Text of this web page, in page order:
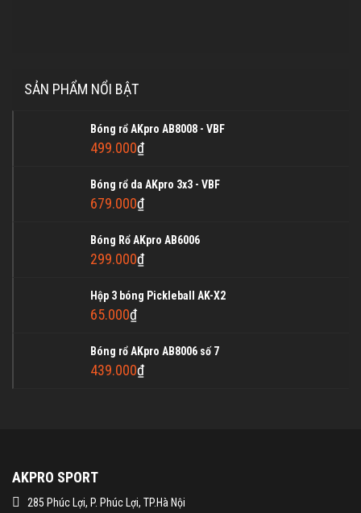
SẢN PHẨM NỔI BẬT
Bóng rổ AKpro AB8008 - VBF
499.000₫
Bóng rổ da AKpro 3x3 - VBF
679.000₫
Bóng Rổ AKpro AB6006
299.000₫
Hộp 3 bóng Pickleball AK-X2
65.000₫
Bóng rổ AKpro AB8006 số 7
439.000₫
AKPRO SPORT
285 Phúc Lợi, P. Phúc Lợi, TP.Hà Nội